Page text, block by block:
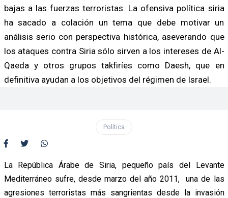
bajas a las fuerzas terroristas. La ofensiva política siria
ha sacado a colación un tema que debe motivar un
análisis serio con perspectiva histórica, aseverando que
los ataques contra Siria sólo sirven a los intereses de Al-
Qaeda y otros grupos takfiríes como Daesh, que en
definitiva ayudan a los objetivos del régimen de Israel.
Política
La República Árabe de Siria, pequeño país del Levante
Mediterráneo sufre, desde marzo del año 2011, una de las
agresiones terroristas más sangrientas desde la invasión